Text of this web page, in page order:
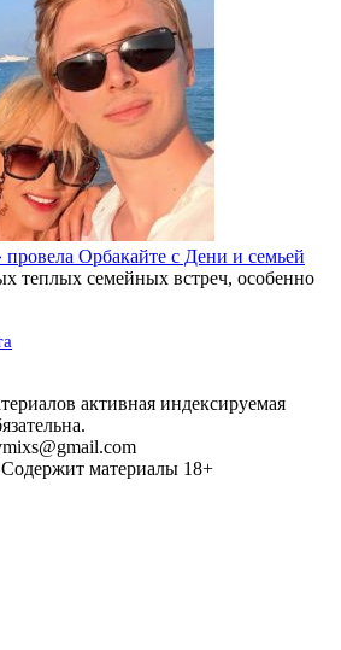
Орбакайте с Дени и семьей
теплых семейных встреч, особенно
активная индексируемая
материалы 18+